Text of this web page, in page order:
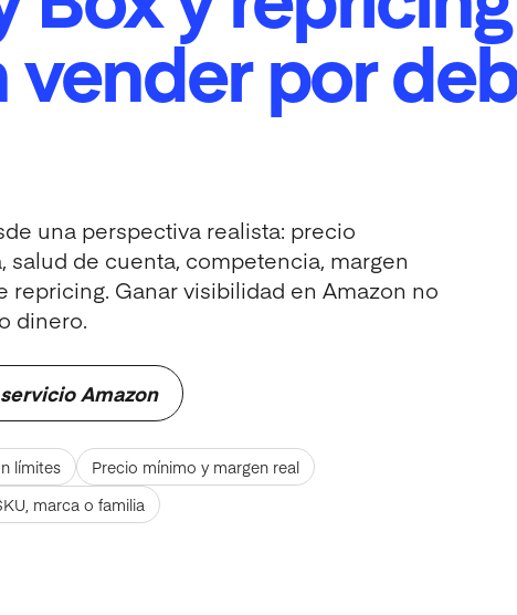
por
una perspectiva realista: precio
de cuenta, competencia, margen
Ganar visibilidad en Amazon no
dinero.
Amazon
límites
Precio mínimo y margen real
marca o familia